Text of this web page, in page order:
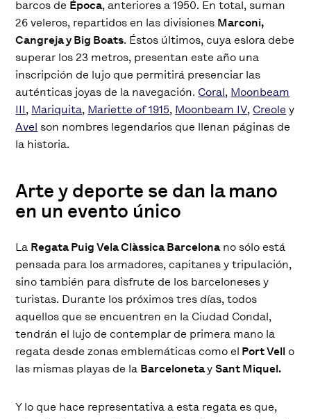
barcos de Época, anteriores a 1950. En total, suman
26 veleros, repartidos en las divisiones Marconi,
Cangreja y Big Boats. Éstos últimos, cuya eslora debe
superar los 23 metros, presentan este año una
inscripción de lujo que permitirá presenciar las
auténticas joyas de la navegación. Coral, Moonbeam
III, Mariquita, Mariette of 1915, Moonbeam IV, Creole y
Avel son nombres legendarios que llenan páginas de
la historia.
Arte y deporte se dan la mano
en un evento único
La Regata Puig Vela Clàssica Barcelonano sólo está
pensada para los armadores, capitanes y tripulación,
sino también para disfrute de los barceloneses y
turistas. Durante los próximos tres días, todos
aquellos que se encuentren en la Ciudad Condal,
tendrán el lujo de contemplar de primera mano la
regata desde zonas emblemáticas como el Port Vell o
las mismas playas de la BarcelonetaySant Miquel.
Y lo que hace representativa a esta regata es que,